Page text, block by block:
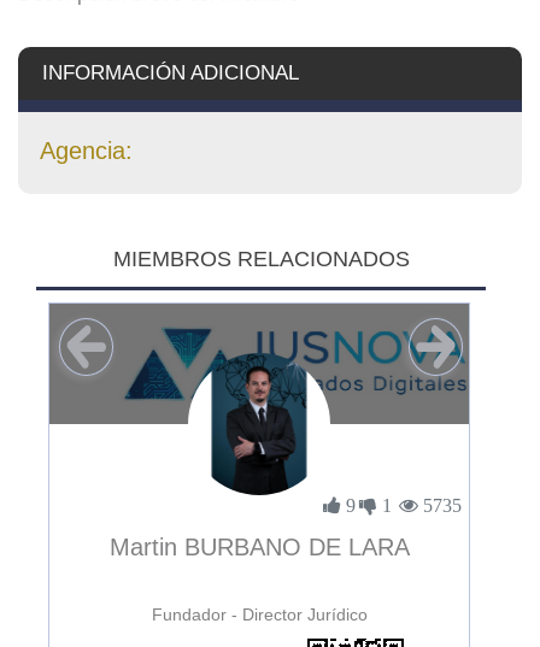
INFORMACIÓN ADICIONAL
Agencia:
MIEMBROS RELACIONADOS
9 1 5735
Martin BURBANO DE LARA
Fundador - Director Jurídico